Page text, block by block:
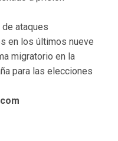
ataques
en los últimos nueve
migratorio en la
para las elecciones